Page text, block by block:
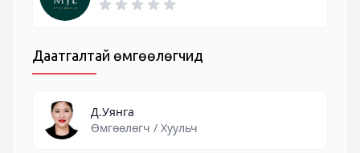
Даатгалтай өмгөөлөгчид
Д.Уянга
Өмгөөлөгч / Хуульч